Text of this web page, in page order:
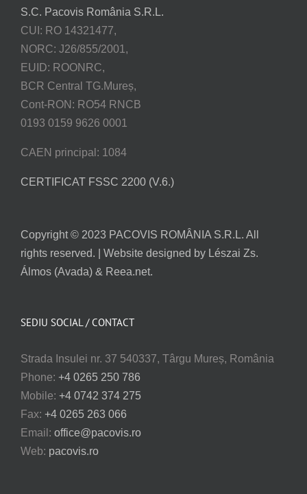
S.C. Pacovis România S.R.L.
CUI: RO 14321477,
NORC: J26/855/2001,
EUID: ROONRC,
BCR Central TG.Mureș,
Cont-RON: RO54 RNCB
0193 0159 9626 0001
CAEN principal: 1084
CERTIFICAT FSSC 2200 (V.6.)
Copyright © 2023 PACOVIS ROMÂNIA S.R.L. All
rights reserved. | Website designed by Lészai Zs.
Álmos (Avada) & Reea.net.
SEDIU SOCIAL / CONTACT
Strada Insulei nr. 37 540337, Târgu Mureș, România
Phone: +4 0265 250 786
Mobile: +4 0742 374 275
Fax: +4 0265 263 066
Email: office@pacovis.ro
Web: pacovis.ro